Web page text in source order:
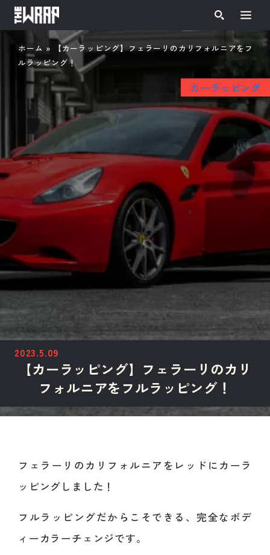
ホーム »
【カーラッピング】フェラーリのカリフォルニアをフ
ルラッピング！
カーラッピング
2023.5.09
【カーラッピング】フェラーリのカリ
フォルニアをフルラッピング！
フェラーリのカリフォルニアをレッドにカーラ
ッピングしました！
フルラッピングだからこそできる、完全なボデ
ィーカラーチェンジです。